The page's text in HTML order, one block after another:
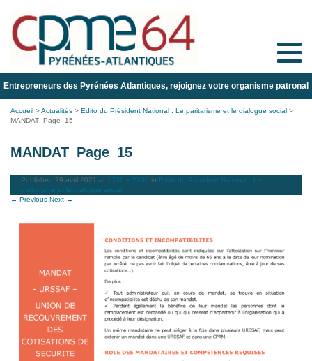
Toggle
Entrepreneurs des Pyrénées Atlantiques, rejoignez votre organisme patronal
Accueil >Actualités > Edito du Président National : Le paritarisme et le dialogue social >
MANDAT_Page_15
MANDAT_Page_15
Published 29 avril 2021 at 1700 × 2200 in Edito du Président National : Le
paritarisme et le dialogue social
← Previous Next →